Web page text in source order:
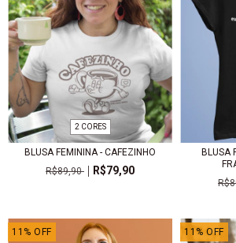
2 CORES
BLUSA FEMININA - CAFEZINHO
R$89,90
R$79,90
BLUSA
11 % OFF 11 % OFF